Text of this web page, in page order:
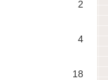
2
4
18